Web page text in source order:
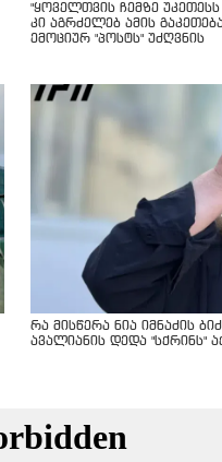
"ყოველთვის ჩემზე
კი აგრძელებ ამის
ემოციურ "პოსტს" უძღვნის
რა მისწერა ნია იმნაძის
ავალიანის დედა "სქრინს"